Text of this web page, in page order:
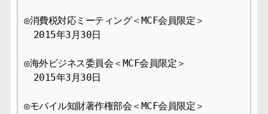
◎消費税対応ミーティング＜MCF会員限定＞
2015年3月30日
◎海外ビジネス委員会＜MCF会員限定＞
2015年3月30日
◎モバイル知財著作権部会＜MCF会員限定＞